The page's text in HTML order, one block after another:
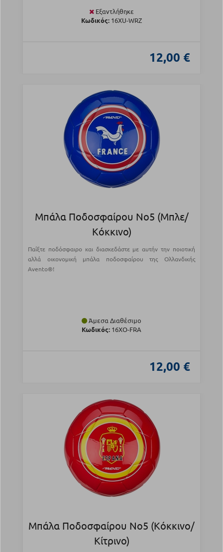
Εξαντλήθηκε
Κωδικός: 16XU-WRZ
12,00 €
Μπάλα Ποδοσφαίρου Νο5 (Μπλε/
Κόκκινο)
Παίξτε ποδόσφαιρο και διασκεδάστε με αυτήν την ποιοτική
αλλά οικονομική μπάλα ποδοσφαίρου της Ολλανδικής
Avento®!
Άμεσα Διαθέσιμο
Κωδικός: 16XO-FRA
12,00 €
Μπάλα Ποδοσφαίρου Νο5 (Κόκκινο/
Κίτρινο)